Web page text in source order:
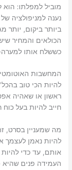
מוביל למפלתו:
נענה למניפולציה
ביותר ביקום, יותר
הכולאים והמחיר
כששלח אותו
המחשבות
להיות הכי טוב
ראשון או שאהיה
חייב להיות בעל
מה שמעניין בסרט,
להיות נאמן לעצמך
אותם, עד כדי
העמידה פנים שהיא